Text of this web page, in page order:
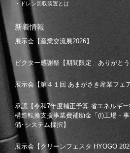
・ドレン回収装置とは
新着情報
展示会【産業交流展2026】
ビクター感謝祭【期間限定 ありがとう
展示会【第４１回 あまがさき産業フェア
承認【令和7年度補正予算 省エネルギ
構造転換支援事業費補助金「(I)工場・
備･システム採択】
展示会【クリーンフェスタ HYOGO